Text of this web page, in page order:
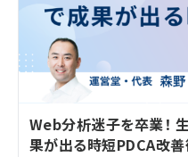
Web分析迷子を卒業
果が出る時短PDCA改